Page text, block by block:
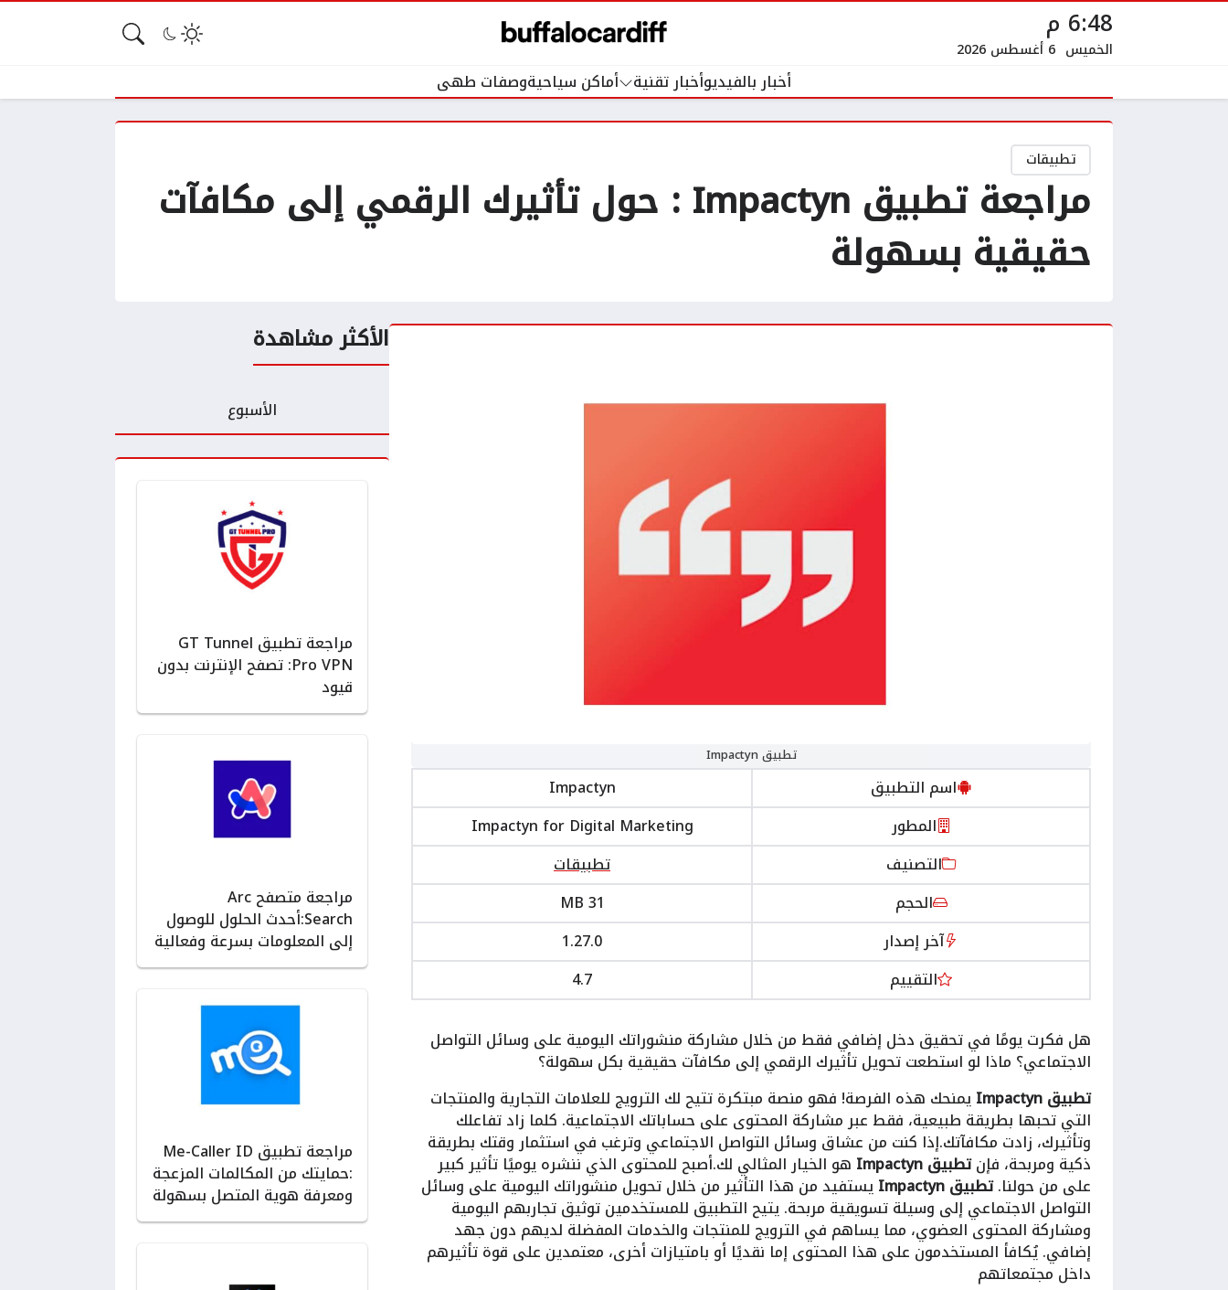
6:48 م
الخميس 6 أغسطس 2026
أخبار بالفيديوأخبار تقنية أماكن سياحيةوصفات طهى
تطبيقات
مراجعة تطبيق Impactyn : حول تأثيرك الرقمي إلى مكافآت
حقيقية بسهولة
الأكثر مشاهدة
الأسبوع
مراجعة تطبيق GT Tunnel
Pro VPN: تصفح الإنترنت بدون
قيود
مراجعة متصفح Arc
Search:أحدث الحلول للوصول
إلى المعلومات بسرعة وفعالية
مراجعة تطبيق Me-Caller ID
:حمايتك من المكالمات المزعجة
ومعرفة هوية المتصل بسهولة
تطبيق Impactyn
اسم التطبيق
Impactyn
المطور
Impactyn for Digital Marketing
التصنيف
تطبيقات
الحجم
31 MB
آخر إصدار
1.27.0
التقييم
4.7
هل فكرت يومًا في تحقيق دخل إضافي فقط من خلال مشاركة منشوراتك اليومية على وسائل التواصل
الاجتماعي؟ ماذا لو استطعت تحويل تأثيرك الرقمي إلى مكافآت حقيقية بكل سهولة؟
تطبيق Impactyn
يمنحك هذه الفرصة! فهو منصة مبتكرة تتيح لك الترويج للعلامات التجارية والمنتجات
التي تحبها بطريقة طبيعية، فقط عبر مشاركة المحتوى على حساباتك الاجتماعية. كلما زاد تفاعلك
وتأثيرك، زادت مكافآتك.إذا كنت من عشاق وسائل التواصل الاجتماعي وترغب في استثمار وقتك بطريقة
ذكية ومربحة، فإنتطبيق Impactyn هو الخيار المثالي لك.أصبح للمحتوى الذي ننشره يوميًا تأثير كبير
على من حولنا.تطبيق Impactyn يستفيد من هذا التأثير من خلال تحويل منشوراتك اليومية على وسائل
التواصل الاجتماعي إلى وسيلة تسويقية مربحة. يتيح التطبيق للمستخدمين توثيق تجاربهم اليومية
ومشاركة المحتوى العضوي، مما يساهم في الترويج للمنتجات والخدمات المفضلة لديهم دون جهد
إضافي. يُكافأ المستخدمون على هذا المحتوى إما نقديًا أو بامتيازات أخرى، معتمدين على قوة تأثيرهم
داخل مجتمعاتهم